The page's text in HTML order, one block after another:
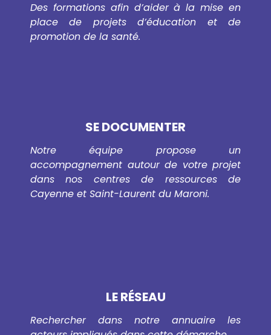
Des formations afin d’aider à la mise en
place de projets d’éducation et de
promotion de la santé.
SE DOCUMENTER
Notre équipe propose un
accompagnement autour de votre projet
dans nos centres de ressources de
Cayenne et Saint-Laurent du Maroni.
LE RÉSEAU
Rechercher dans notre annuaire les